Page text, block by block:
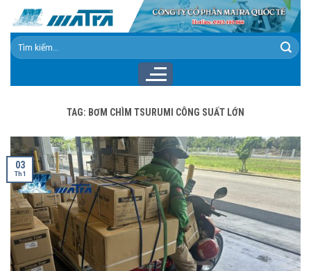
content
Tìm
kiếm:
TAG: BƠM CHÌM TSURUMI CÔNG SUẤT LỚN
03
Th1